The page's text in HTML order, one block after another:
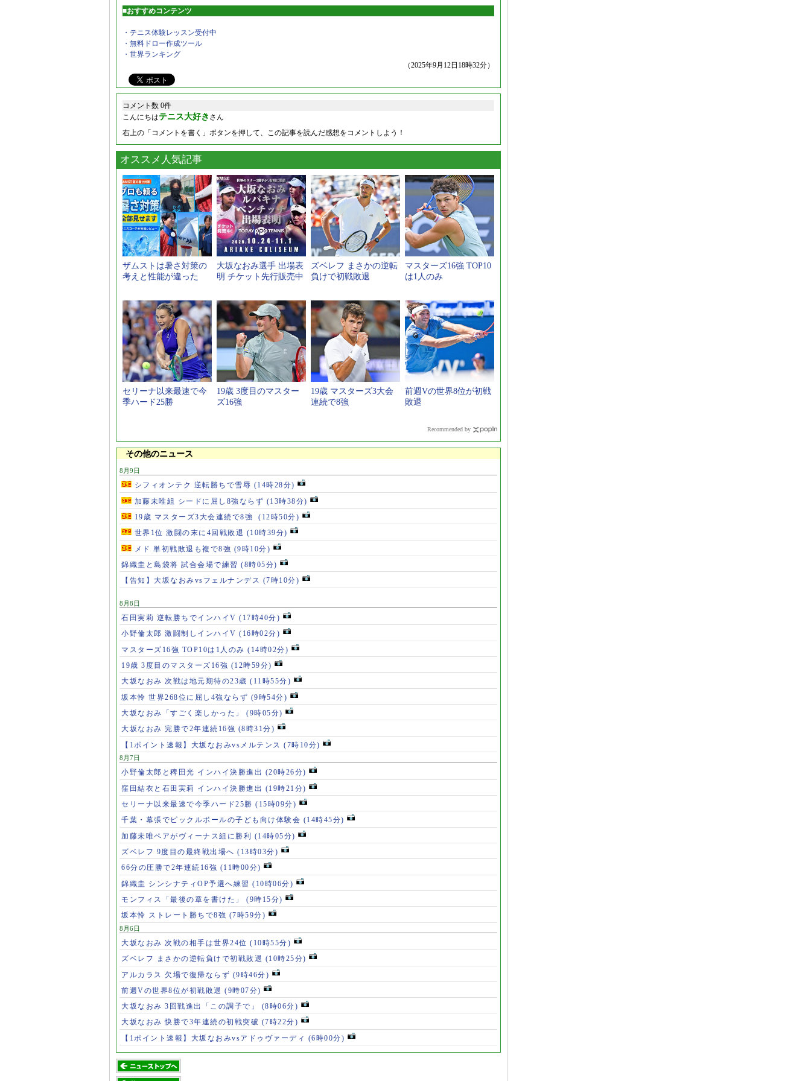
■おすすめコンテンツ
・テニス体験レッスン受付中
・無料ドロー作成ツール
・世界ランキング
（2025年9月12日18時32分）
コメント数 0件
こんにちはテニス大好き さん
右上の「コメントを書く」ボタンを押して、この記事を読んだ感想をコメントしよう！
オススメ人気記事
ザムストは暑さ対策の
考えと性能が違った
大坂なおみ選手 出場表
明 チケット先行販売中
ズベレフ まさかの逆転
負けで初戦敗退
マスターズ16強 TOP10
は1人のみ
セリーナ以来最速で今
季ハード25勝
19歳 3度目のマスター
ズ16強
19歳 マスターズ3大会
連続で8強
前週Vの世界8位が初戦
敗退
Recommended by
その他のニュース
8月9日
シフィオンテク 逆転勝ちで雪辱 (14時28分)
加藤未唯組 シードに屈し8強ならず (13時38分)
19歳 マスターズ3大会連続で8強 (12時50分)
世界1位 激闘の末に4回戦敗退 (10時39分)
メド 単初戦敗退も複で8強 (9時10分)
錦織圭と島袋将 試合会場で練習 (8時05分)
【告知】大坂なおみvsフェルナンデス (7時10分)
8月8日
石田実莉 逆転勝ちでインハイV (17時40分)
小野倫太郎 激闘制しインハイV (16時02分)
マスターズ16強 TOP10は1人のみ (14時02分)
19歳 3度目のマスターズ16強 (12時59分)
大坂なおみ 次戦は地元期待の23歳 (11時55分)
坂本怜 世界268位に屈し4強ならず (9時54分)
大坂なおみ「すごく楽しかった」 (9時05分)
大坂なおみ 完勝で2年連続16強 (8時31分)
【1ポイント速報】大坂なおみvsメルテンス (7時10分)
8月7日
小野倫太郎と稗田光 インハイ決勝進出 (20時26分)
窪田結衣と石田実莉 インハイ決勝進出 (19時21分)
セリーナ以来最速で今季ハード25勝 (15時09分)
千葉・幕張でピックルボールの子ども向け体験会 (14時45分)
加藤未唯ペアがヴィーナス組に勝利 (14時05分)
ズベレフ 9度目の最終戦出場へ (13時03分)
66分の圧勝で2年連続16強 (11時00分)
錦織圭 シンシナティOP予選へ練習 (10時06分)
モンフィス「最後の章を書けた」 (9時15分)
坂本怜 ストレート勝ちで8強 (7時59分)
8月6日
大坂なおみ 次戦の相手は世界24位 (10時55分)
ズベレフ まさかの逆転負けで初戦敗退 (10時25分)
アルカラス 欠場で復帰ならず (9時46分)
前週Vの世界8位が初戦敗退 (9時07分)
大坂なおみ 3回戦進出「この調子で」 (8時06分)
大坂なおみ 快勝で3年連続の初戦突破 (7時22分)
【1ポイント速報】大坂なおみvsアドゥヴァーディ (6時00分)